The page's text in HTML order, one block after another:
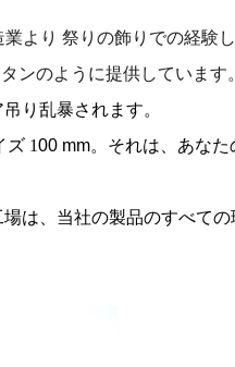
より 祭りの飾りでの経験
ンのように提供しています。
り乱暴されます。
ズ 100 mm。それは、あな
は、当社の製品のすべて